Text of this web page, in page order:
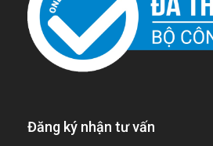
Đăng ký nhận tư vấn